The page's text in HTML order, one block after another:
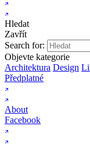
Hledat
Zavřít
Search for:
Objevte kategorie
Architektura Design
Předplatné
About
Facebook